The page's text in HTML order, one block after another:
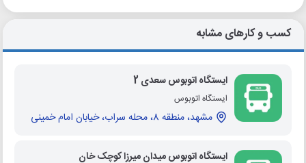
کسب و کارهای مشابه
ایستگاه اتوبوس سعدی 2
ایستگاه اتوبوس
مشهد، منطقه 8، محله سراب، خیابان امام خمینی
ایستگاه اتوبوس میدان میرزا کوچک خان